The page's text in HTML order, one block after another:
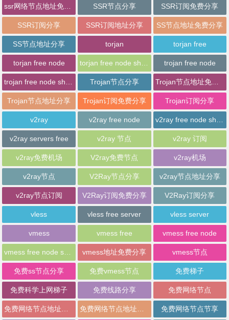
SSR节点分享 SSR订阅免费分享
SSR订阅分享 SSR订阅地址分享 SS节点地址免费分享
SS节点地址分享 torjan torjan free
torjan free node trojan free node
Trojan节点分享 Trojan节点地址免费分享
Trojan节点地址分享 Trojan订阅免费分享 Trojan订阅分享
v2ray v2ray free node
v2ray servers free v2ray 节点 v2ray 订阅
v2ray免费机场 V2ray免费节点 v2ray机场
v2ray节点 V2Ray节点分享 v2ray节点地址分享
v2ray节点订阅 V2Ray订阅免费分享 V2Ray订阅分享
vless vless free server vless server
vmess vmess free vmess free node
vmess地址免费分享 vmess节点
免费ss节点分享 免费vmess节点 免费梯子
免费科学上网梯子 免费线路分享 免费网络节点
免费网络节点节享